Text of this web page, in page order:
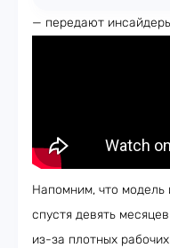
— передают
Напомним, что модель
спустя девять
из-за плотных